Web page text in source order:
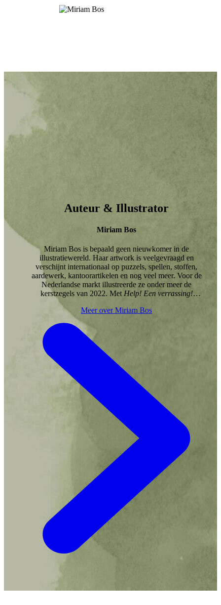
Auteur & Illustrator
Miriam Bos
Miriam Bos is bepaald geen nieuwkomer in de
illustratiewereld. Haar artwork is veelgevraagd en
verschijnt internationaal op puzzels, spellen, stoffen,
aardewerk, kantoorartikelen en nog veel meer. Voor de
Nederlandse markt illustreerde ze onder meer de
kerstzegels van 2022. Met Help! Een verrassing!
maakte ze haar veelgeprezen prentenboekendebuut. Dat
viel in de smaak: in 2024 werd het verkozen tot
Prentenboek van het Jaar. Over het vrolijke duo August
en Suusje verschenen ook
Meer over Miriam Bos